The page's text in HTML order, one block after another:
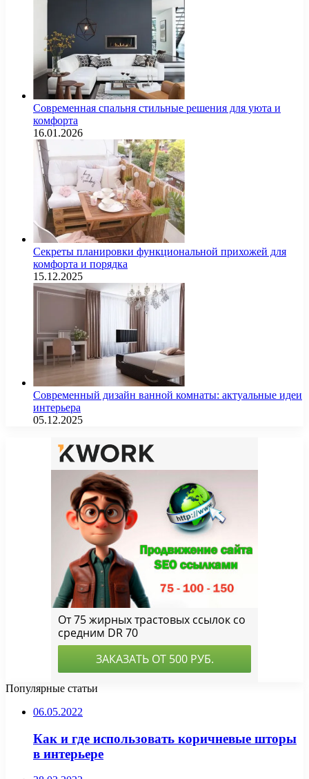
Современная спальня стильные решения для уюта и
комфорта
16.01.2026
Секреты планировки функциональной прихожей для
комфорта и порядка
15.12.2025
Современный дизайн ванной комнаты: актуальные идеи
интерьера
05.12.2025
Популярные статьи
06.05.2022
Как и где использовать коричневые шторы
в интерьере